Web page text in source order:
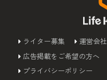
ライター募集 運営会社
広告掲載をご希望の方へ
プライバシーポリシー